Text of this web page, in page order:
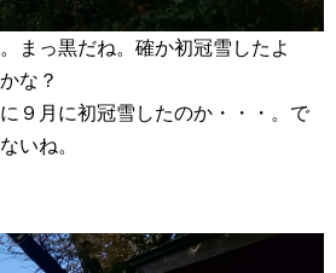
まっ黒だね。確か初冠雪したよ
な？
９月に初冠雪したのか・・・。で
いね。